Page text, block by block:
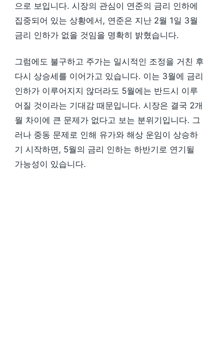
으로 보입니다. 시장의 관심이 연준의 금리 인하에
집중되어 있는 상황에서, 연준은 지난 2월 1일 3월
금리 인하가 없을 것임을 명확히 밝혔습니다.
그럼에도 불구하고 주가는 일시적인 조정을 거친 후
다시 상승세를 이어가고 있습니다. 이는 3월에 금리
인하가 이루어지지 않더라도 5월에는 반드시 이루
어질 것이라는 기대감 때문입니다. 시장은 결국 2개
월 차이에 큰 문제가 없다고 보는 분위기입니다. 그
러나 중동 문제로 인해 유가와 해상 운임이 상승하
기 시작하면, 5월의 금리 인하는 하반기로 연기될
가능성이 있습니다.